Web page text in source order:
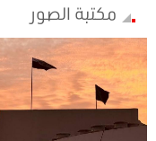
مكتبة الصور